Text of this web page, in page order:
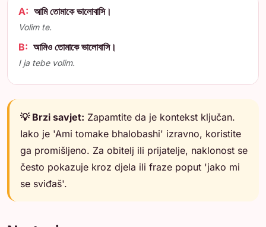
A: আমি তোমাকে ভালোবাসি।
Volim te.
B: আমিও তোমাকে ভালোবাসি।
I ja tebe volim.
💡 Brzi savjet: Zapamtite da je kontekst ključan.
Iako je 'Ami tomake bhalobashi' izravno, koristite
ga promišljeno. Za obitelj ili prijatelje, naklonost se
često pokazuje kroz djela ili fraze poput 'jako mi
se sviđaš'.